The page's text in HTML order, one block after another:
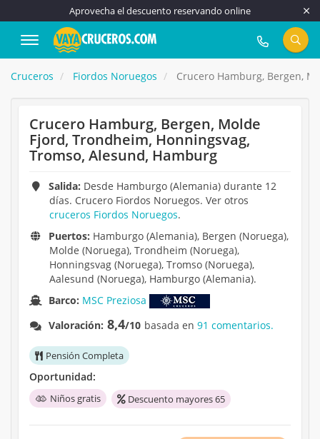
Aprovecha el descuento reservando online
917 815 555
Cruceros Fiordos Noruegos Crucero Hamburg, Bergen,
Crucero Hamburg, Bergen, Molde
Fjord, Trondheim, Honningsvag,
Tromso, Alesund, Hamburg
Salida: Desde Hamburgo (Alemania) durante 12
días. Crucero Fiordos Noruegos. Ver otros
cruceros Fiordos Noruegos.
Puertos: Hamburgo (Alemania), Bergen (Noruega),
Molde (Noruega), Trondheim (Noruega),
Honningsvag (Noruega), Tromso (Noruega),
Aalesund (Noruega), Hamburgo (Alemania).
Barco: MSC Preziosa
Valoración: 8,4/10 basada en91 comentarios.
Pensión Completa
Oportunidad:
Niños gratis Descuento mayores 65